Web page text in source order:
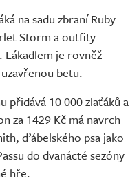
na sadu zbraní Ruby
Storm a outfity
Lákadlem je rovněž
betu.
přidává 10 000 zlaťáků a
za 1429 Kč má navrch
ďábelského psa jako
do dvanácté sezóny
hře.